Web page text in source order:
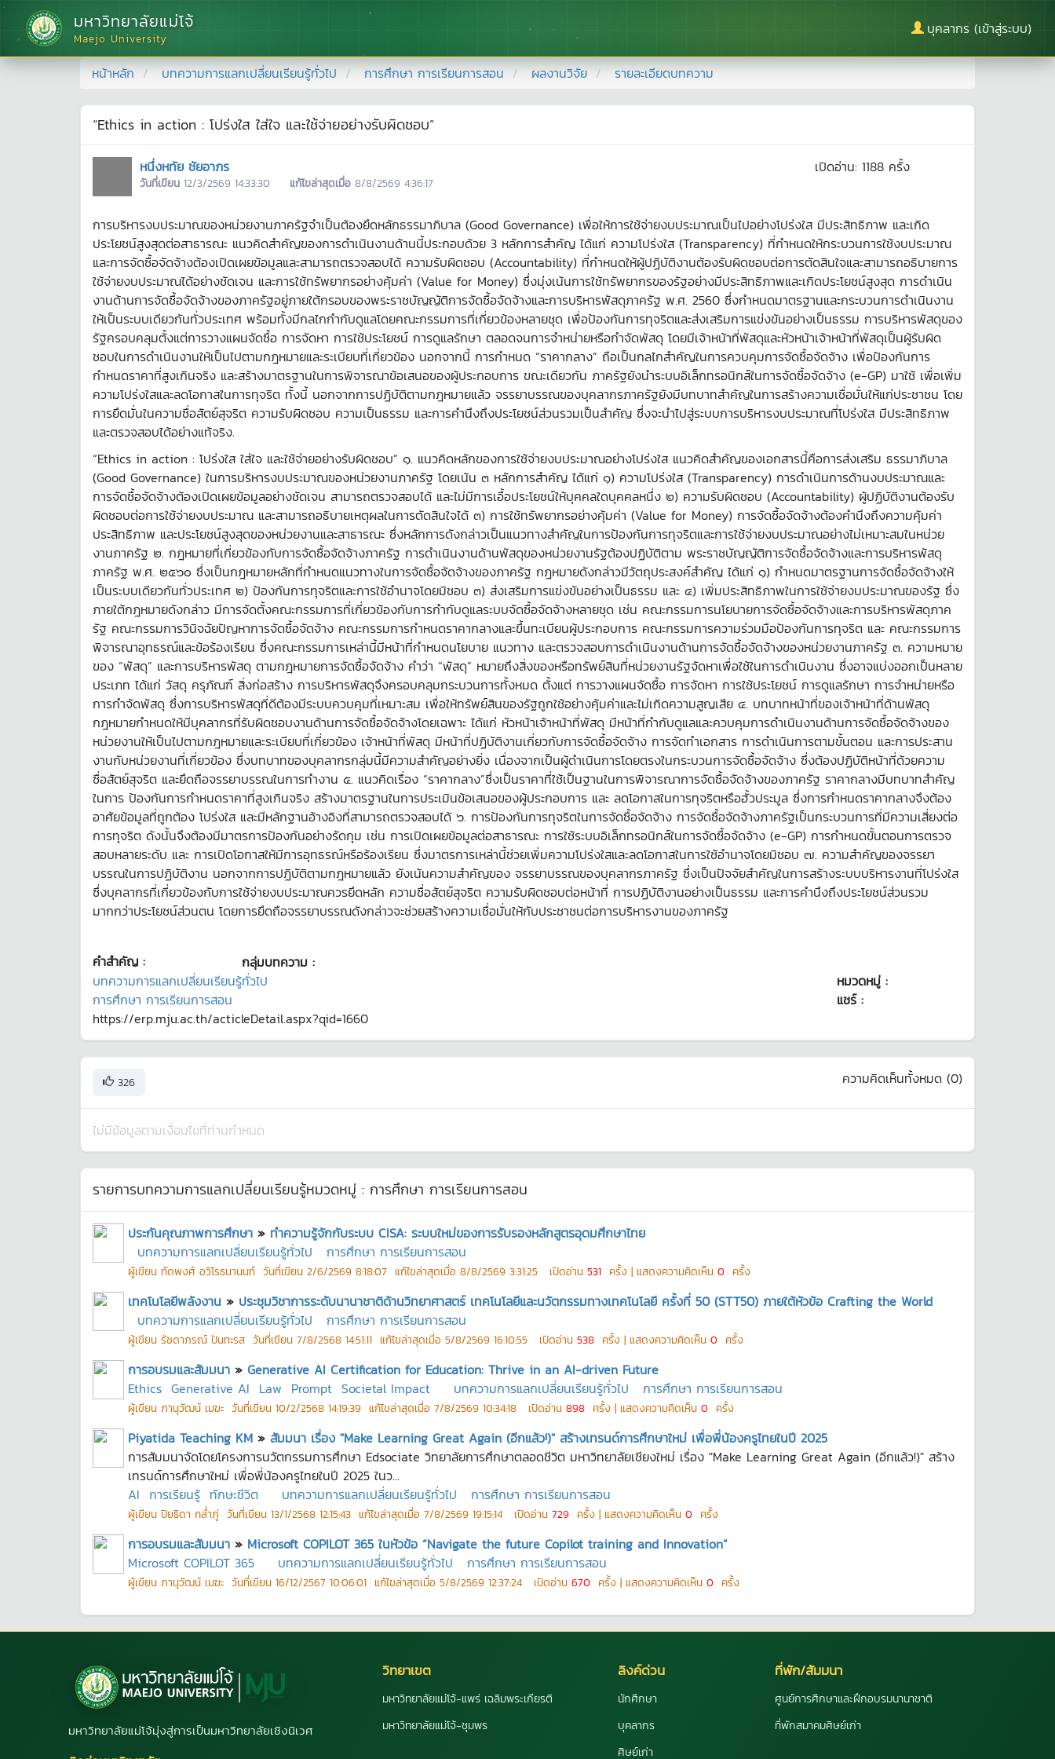
มหาวิทยาลัยแม่โจ้
Maejo University
บุคลากร (เข้าสู่ระบบ)
หน้าหลัก บทความการแลกเปลี่ยนเรียนรู้ทั่วไป การศึกษา การเรียนการสอน ผลงานวิจัย รายละเอียดบทความ
“Ethics in action : โปร่งใส ใส่ใจ และใช้จ่ายอย่างรับผิดชอบ”
หนึ่งหทัย ชัยอาภร
วันที่เขียน 12/3/2569 14:33:30 แก้ไขล่าสุดเมื่อ 8/8/2569 4:36:17
เปิดอ่าน: 1188 ครั้ง
การบริหารงบประมาณของหน่วยงานภาครัฐจำเป็นต้องยึดหลักธรรมาภิบาล (Good Governance) เพื่อให้การใช้จ่ายงบประมาณเป็นไปอย่างโปร่งใส มีประสิทธิภาพ และเกิด
ประโยชน์สูงสุดต่อสาธารณะ แนวคิดสำคัญของการดำเนินงานด้านนี้ประกอบด้วย 3 หลักการสำคัญ ได้แก่ ความโปร่งใส (Transparency) ที่กำหนดให้กระบวนการใช้งบประมาณ
และการจัดซื้อจัดจ้างต้องเปิดเผยข้อมูลและสามารถตรวจสอบได้ ความรับผิดชอบ (Accountability) ที่กำหนดให้ผู้ปฏิบัติงานต้องรับผิดชอบต่อการตัดสินใจและสามารถอธิบายการ
ใช้จ่ายงบประมาณได้อย่างชัดเจน และการใช้ทรัพยากรอย่างคุ้มค่า (Value for Money) ซึ่งมุ่งเน้นการใช้ทรัพยากรของรัฐอย่างมีประสิทธิภาพและเกิดประโยชน์สูงสุด การดำเนิน
งานด้านการจัดซื้อจัดจ้างของภาครัฐอยู่ภายใต้กรอบของพระราชบัญญัติการจัดซื้อจัดจ้างและการบริหารพัสดุภาครัฐ พ.ศ. 2560 ซึ่งกำหนดมาตรฐานและกระบวนการดำเนินงาน
ให้เป็นระบบเดียวกันทั่วประเทศ พร้อมทั้งมีกลไกกำกับดูแลโดยคณะกรรมการที่เกี่ยวข้องหลายชุด เพื่อป้องกันการทุจริตและส่งเสริมการแข่งขันอย่างเป็นธรรม การบริหารพัสดุของ
รัฐครอบคลุมตั้งแต่การวางแผนจัดซื้อ การจัดหา การใช้ประโยชน์ การดูแลรักษา ตลอดจนการจำหน่ายหรือกำจัดพัสดุ โดยมีเจ้าหน้าที่พัสดุและหัวหน้าเจ้าหน้าที่พัสดุเป็นผู้รับผิด
ชอบในการดำเนินงานให้เป็นไปตามกฎหมายและระเบียบที่เกี่ยวข้อง นอกจากนี้ การกำหนด “ราคากลาง” ถือเป็นกลไกสำคัญในการควบคุมการจัดซื้อจัดจ้าง เพื่อป้องกันการ
กำหนดราคาที่สูงเกินจริง และสร้างมาตรฐานในการพิจารณาข้อเสนอของผู้ประกอบการ ขณะเดียวกัน ภาครัฐยังนำระบบอิเล็กทรอนิกส์ในการจัดซื้อจัดจ้าง (e-GP) มาใช้ เพื่อเพิ่ม
ความโปร่งใสและลดโอกาสในการทุจริต ทั้งนี้ นอกจากการปฏิบัติตามกฎหมายแล้ว จรรยาบรรณของบุคลากรภาครัฐยังมีบทบาทสำคัญในการสร้างความเชื่อมั่นให้แก่ประชาชน โดย
การยึดมั่นในความซื่อสัตย์สุจริต ความรับผิดชอบ ความเป็นธรรม และการคำนึงถึงประโยชน์ส่วนรวมเป็นสำคัญ ซึ่งจะนำไปสู่ระบบการบริหารงบประมาณที่โปร่งใส มีประสิทธิภาพ
และตรวจสอบได้อย่างแท้จริง.
“Ethics in action : โปร่งใส ใส่ใจ และใช้จ่ายอย่างรับผิดชอบ” ๑. แนวคิดหลักของการใช้จ่ายงบประมาณอย่างโปร่งใส แนวคิดสำคัญของเอกสารนี้คือการส่งเสริม ธรรมาภิบาล
(Good Governance) ในการบริหารงบประมาณของหน่วยงานภาครัฐ โดยเน้น ๓ หลักการสำคัญ ได้แก่ ๑) ความโปร่งใส (Transparency) การดำเนินการด้านงบประมาณและ
การจัดซื้อจัดจ้างต้องเปิดเผยข้อมูลอย่างชัดเจน สามารถตรวจสอบได้ และไม่มีการเอื้อประโยชน์ให้บุคคลใดบุคคลหนึ่ง ๒) ความรับผิดชอบ (Accountability) ผู้ปฏิบัติงานต้องรับ
ผิดชอบต่อการใช้จ่ายงบประมาณ และสามารถอธิบายเหตุผลในการตัดสินใจได้ ๓) การใช้ทรัพยากรอย่างคุ้มค่า (Value for Money) การจัดซื้อจัดจ้างต้องคำนึงถึงความคุ้มค่า
ประสิทธิภาพ และประโยชน์สูงสุดของหน่วยงานและสาธารณะ ซึ่งหลักการดังกล่าวเป็นแนวทางสำคัญในการป้องกันการทุจริตและการใช้จ่ายงบประมาณอย่างไม่เหมาะสมในหน่วย
งานภาครัฐ ๒. กฎหมายที่เกี่ยวข้องกับการจัดซื้อจัดจ้างภาครัฐ การดำเนินงานด้านพัสดุของหน่วยงานรัฐต้องปฏิบัติตาม พระราชบัญญัติการจัดซื้อจัดจ้างและการบริหารพัสดุ
ภาครัฐ พ.ศ. ๒๕๖๐ ซึ่งเป็นกฎหมายหลักที่กำหนดแนวทางในการจัดซื้อจัดจ้างของภาครัฐ กฎหมายดังกล่าวมีวัตถุประสงค์สำคัญ ได้แก่ ๑) กำหนดมาตรฐานการจัดซื้อจัดจ้างให้
เป็นระบบเดียวกันทั่วประเทศ ๒) ป้องกันการทุจริตและการใช้อำนาจโดยมิชอบ ๓) ส่งเสริมการแข่งขันอย่างเป็นธรรม และ ๔) เพิ่มประสิทธิภาพในการใช้จ่ายงบประมาณของรัฐ ซึ่ง
ภายใต้กฎหมายดังกล่าว มีการจัดตั้งคณะกรรมการที่เกี่ยวข้องกับการกำกับดูแลระบบจัดซื้อจัดจ้างหลายชุด เช่น คณะกรรมการนโยบายการจัดซื้อจัดจ้างและการบริหารพัสดุภาค
รัฐ คณะกรรมการวินิจฉัยปัญหาการจัดซื้อจัดจ้าง คณะกรรมการกำหนดราคากลางและขึ้นทะเบียนผู้ประกอบการ คณะกรรมการความร่วมมือป้องกันการทุจริต และ คณะกรรมการ
พิจารณาอุทธรณ์และข้อร้องเรียน ซึ่งคณะกรรมการเหล่านี้มีหน้าที่กำหนดนโยบาย แนวทาง และตรวจสอบการดำเนินงานด้านการจัดซื้อจัดจ้างของหน่วยงานภาครัฐ ๓. ความหมาย
ของ “พัสดุ” และการบริหารพัสดุ ตามกฎหมายการจัดซื้อจัดจ้าง คำว่า “พัสดุ” หมายถึงสิ่งของหรือทรัพย์สินที่หน่วยงานรัฐจัดหาเพื่อใช้ในการดำเนินงาน ซึ่งอาจแบ่งออกเป็นหลาย
ประเภท ได้แก่ วัสดุ ครุภัณฑ์ สิ่งก่อสร้าง การบริหารพัสดุจึงครอบคลุมกระบวนการทั้งหมด ตั้งแต่ การวางแผนจัดซื้อ การจัดหา การใช้ประโยชน์ การดูแลรักษา การจำหน่ายหรือ
การกำจัดพัสดุ ซึ่งการบริหารพัสดุที่ดีต้องมีระบบควบคุมที่เหมาะสม เพื่อให้ทรัพย์สินของรัฐถูกใช้อย่างคุ้มค่าและไม่เกิดความสูญเสีย ๔. บทบาทหน้าที่ของเจ้าหน้าที่ด้านพัสดุ
กฎหมายกำหนดให้มีบุคลากรที่รับผิดชอบงานด้านการจัดซื้อจัดจ้างโดยเฉพาะ ได้แก่ หัวหน้าเจ้าหน้าที่พัสดุ มีหน้าที่กำกับดูแลและควบคุมการดำเนินงานด้านการจัดซื้อจัดจ้างของ
หน่วยงานให้เป็นไปตามกฎหมายและระเบียบที่เกี่ยวข้อง เจ้าหน้าที่พัสดุ มีหน้าที่ปฏิบัติงานเกี่ยวกับการจัดซื้อจัดจ้าง การจัดทำเอกสาร การดำเนินการตามขั้นตอน และการประสาน
งานกับหน่วยงานที่เกี่ยวข้อง ซึ่งบทบาทของบุคลากรกลุ่มนี้มีความสำคัญอย่างยิ่ง เนื่องจากเป็นผู้ดำเนินการโดยตรงในกระบวนการจัดซื้อจัดจ้าง ซึ่งต้องปฏิบัติหน้าที่ด้วยความ
ซื่อสัตย์สุจริต และยึดถือจรรยาบรรณในการทำงาน ๕. แนวคิดเรื่อง “ราคากลาง”ซึ่งเป็นราคาที่ใช้เป็นฐานในการพิจารณาการจัดซื้อจัดจ้างของภาครัฐ ราคากลางมีบทบาทสำคัญ
ในการ ป้องกันการกำหนดราคาที่สูงเกินจริง สร้างมาตรฐานในการประเมินข้อเสนอของผู้ประกอบการ และ ลดโอกาสในการทุจริตหรือฮั้วประมูล ซึ่งการกำหนดราคากลางจึงต้อง
อาศัยข้อมูลที่ถูกต้อง โปร่งใส และมีหลักฐานอ้างอิงที่สามารถตรวจสอบได้ ๖. การป้องกันการทุจริตในการจัดซื้อจัดจ้าง การจัดซื้อจัดจ้างภาครัฐเป็นกระบวนการที่มีความเสี่ยงต่อ
การทุจริต ดังนั้นจึงต้องมีมาตรการป้องกันอย่างรัดกุม เช่น การเปิดเผยข้อมูลต่อสาธารณะ การใช้ระบบอิเล็กทรอนิกส์ในการจัดซื้อจัดจ้าง (e-GP) การกำหนดขั้นตอนการตรวจ
สอบหลายระดับ และ การเปิดโอกาสให้มีการอุทธรณ์หรือร้องเรียน ซึ่งมาตรการเหล่านี้ช่วยเพิ่มความโปร่งใสและลดโอกาสในการใช้อำนาจโดยมิชอบ ๗. ความสำคัญของจรรยา
บรรณในการปฏิบัติงาน นอกจากการปฏิบัติตามกฎหมายแล้ว ยังเน้นความสำคัญของ จรรยาบรรณของบุคลากรภาครัฐ ซึ่งเป็นปัจจัยสำคัญในการสร้างระบบบริหารงานที่โปร่งใส
ซึ่งบุคลากรที่เกี่ยวข้องกับการใช้จ่ายงบประมาณควรยึดหลัก ความซื่อสัตย์สุจริต ความรับผิดชอบต่อหน้าที่ การปฏิบัติงานอย่างเป็นธรรม และการคำนึงถึงประโยชน์ส่วนรวม
มากกว่าประโยชน์ส่วนตน โดยการยึดถือจรรยาบรรณดังกล่าวจะช่วยสร้างความเชื่อมั่นให้กับประชาชนต่อการบริหารงานของภาครัฐ
คำสำคัญ :
กลุ่มบทความ :
บทความการแลกเปลี่ยนเรียนรู้ทั่วไป
หมวดหมู่ :
การศึกษา การเรียนการสอน
แชร์ :
https://erp.mju.ac.th/acticleDetail.aspx?qid=1660
326 ความคิดเห็นทั้งหมด (0)
ไม่มีข้อมูลตามเงื่อนไขที่ท่านกำหนด
รายการบทความการแลกเปลี่ยนเรียนรู้หมวดหมู่ : การศึกษา การเรียนการสอน
ประกันคุณภาพการศึกษา » ทำความรู้จักกับระบบ CISA: ระบบใหม่ของการรับรองหลักสูตรอุดมศึกษาไทย
บทความการแลกเปลี่ยนเรียนรู้ทั่วไป
การศึกษา การเรียนการสอน
ผู้เขียน ทัดพงศ์ อวิโรธนานนท์ วันที่เขียน 2/6/2569 8:18:07 แก้ไขล่าสุดเมื่อ 8/8/2569 3:31:25 เปิดอ่าน 531 ครั้ง | แสดงความคิดเห็น 0 ครั้ง
เทคโนโลยีพลังงาน » ประชุมวิชาการระดับนานาชาติด้านวิทยาศาสตร์ เทคโนโลยีและนวัตกรรมทางเทคโนโลยี ครั้งที่ 50 (STT50) ภายใต้หัวข้อ Crafting the World
บทความการแลกเปลี่ยนเรียนรู้ทั่วไป
การศึกษา การเรียนการสอน
ผู้เขียน รัชดาภรณ์ ปันทะรส วันที่เขียน 7/8/2568 14:51:11 แก้ไขล่าสุดเมื่อ 5/8/2569 16:10:55 เปิดอ่าน 538 ครั้ง | แสดงความคิดเห็น 0 ครั้ง
การอบรมและสัมมนา » Generative AI Certification for Education: Thrive in an AI-driven Future
Ethics Generative AI Law Prompt Societal Impact บทความการแลกเปลี่ยนเรียนรู้ทั่วไป การศึกษา การเรียนการสอน
ผู้เขียน ภานุวัฒน์ เมฆะ วันที่เขียน 10/2/2568 14:19:39 แก้ไขล่าสุดเมื่อ 7/8/2569 10:34:18 เปิดอ่าน 898 ครั้ง | แสดงความคิดเห็น 0 ครั้ง
Piyatida Teaching KM » สัมมนา เรื่อง "Make Learning Great Again (อีกแล้ว!)" สร้างเทรนด์การศึกษาใหม่ เพื่อพี่น้องครูไทยในปี 2025
การสัมมนาจัดโดยโครงการนวัตกรรมการศึกษา Edsociate วิทยาลัยการศึกษาตลอดชีวิต มหาวิทยาลัยเชียงใหม่ เรื่อง "Make Learning Great Again (อีกแล้ว!)" สร้าง
เทรนด์การศึกษาใหม่ เพื่อพี่น้องครูไทยในปี 2025 ในว...
AI การเรียนรู้ ทักษะชีวิต บทความการแลกเปลี่ยนเรียนรู้ทั่วไป การศึกษา การเรียนการสอน
ผู้เขียน ปิยธิดา กล่ำภู่ วันที่เขียน 13/1/2568 12:15:43 แก้ไขล่าสุดเมื่อ 7/8/2569 19:15:14 เปิดอ่าน 729 ครั้ง | แสดงความคิดเห็น 0 ครั้ง
การอบรมและสัมมนา » Microsoft COPILOT 365 ในหัวข้อ “Navigate the future Copilot training and Innovation”
Microsoft COPILOT 365
บทความการแลกเปลี่ยนเรียนรู้ทั่วไป การศึกษา การเรียนการสอน
ผู้เขียน ภานุวัฒน์ เมฆะ วันที่เขียน 16/12/2567 10:06:01 แก้ไขล่าสุดเมื่อ 5/8/2569 12:37:24 เปิดอ่าน 670 ครั้ง | แสดงความคิดเห็น 0 ครั้ง
มหาวิทยาลัยแม่โจ้มุ่งสู่การเป็นมหาวิทยาลัยเชิงนิเวศ
วิทยาเขต
มหาวิทยาลัยแม่โจ้-แพร่ เฉลิมพระเกียรติ
มหาวิทยาลัยแม่โจ้-ชุมพร
ลิงค์ด่วน
นักศึกษา
บุคลากร
ศิษย์เก่า
ที่พัก/สัมมนา
ศูนย์การศึกษาและฝึกอบรมนานาชาติ
ที่พักสมาคมศิษย์เก่า